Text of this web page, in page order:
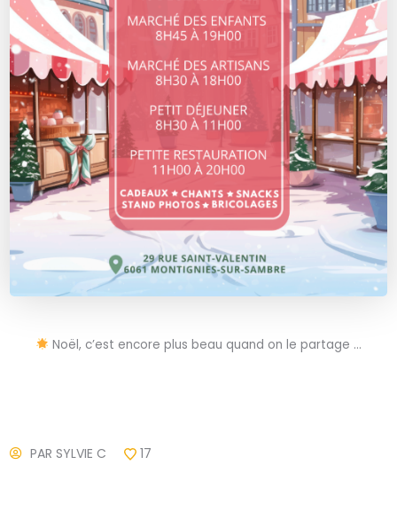
Noël, c’est encore plus beau quand on le partage …
PARSYLVIE C 17